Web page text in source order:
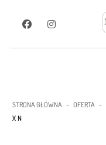
STRONA GŁÓWNA - OFERTA -
XN